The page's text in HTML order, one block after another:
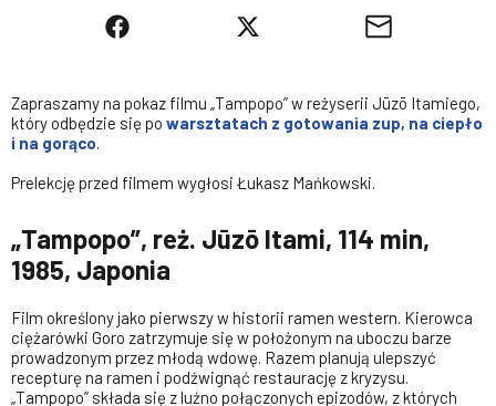
Zapraszamy na pokaz filmu „Tampopo” w reżyserii Jūzō Itamiego,
który odbędzie się po warsztatach z gotowania zup, na ciepło
i na gorąco.
Prelekcję przed filmem wygłosi Łukasz Mańkowski.
„Tampopo”, reż. Jūzō Itami, 114 min,
1985, Japonia
Film określony jako pierwszy w historii ramen western. Kierowca
ciężarówki Goro zatrzymuje się w położonym na uboczu barze
prowadzonym przez młodą wdowę. Razem planują ulepszyć
recepturę na ramen i podźwignąć restaurację z kryzysu.
„Tampopo” składa się z luźno połączonych epizodów, z których